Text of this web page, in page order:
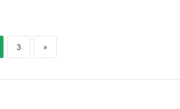
3 »